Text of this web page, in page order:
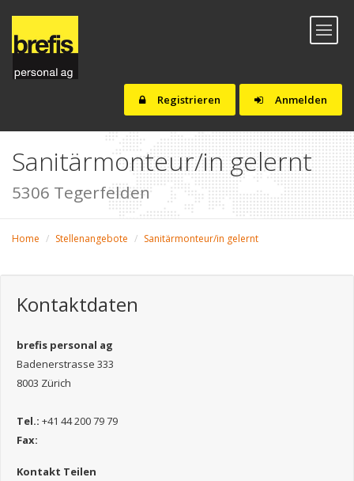
Anmelden
Registrieren
Toggle
Sanitärmonteur/in gelernt
5306 Tegerfelden
Home Stellenangebote Sanitärmonteur/in gelernt
Kontaktdaten
brefis personal ag
Badenerstrasse 333
8003 Zürich
Tel.: +41 44 200 79 79
Fax:
Kontakt Teilen